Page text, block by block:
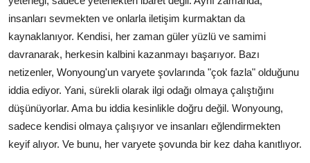
insanları sevmekten ve onlarla iletişim kurmaktan da
kaynaklanıyor. Kendisi, her zaman güler yüzlü ve samimi
davranarak, herkesin kalbini kazanmayı başarıyor. Bazı
netizenler, Wonyoung'un varyete şovlarında "çok fazla" olduğunu
iddia ediyor. Yani, sürekli olarak ilgi odağı olmaya çalıştığını
düşünüyorlar. Ama bu iddia kesinlikle doğru değil. Wonyoung,
sadece kendisi olmaya çalışıyor ve insanları eğlendirmekten
keyif alıyor. Ve bunu, her varyete şovunda bir kez daha kanıtlıyor.